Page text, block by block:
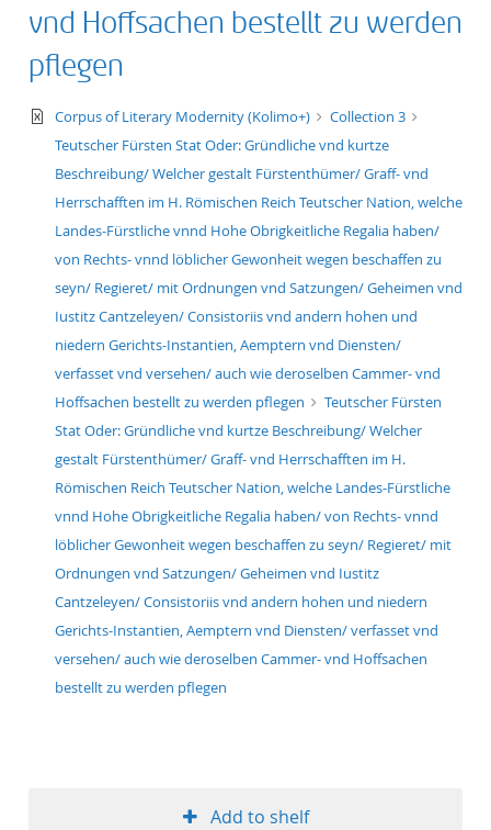
vnd Hoffsachen bestellt zu werden
pflegen
text/xml
Corpus of Literary Modernity (Kolimo+)
Collection 3
Teutscher Fürsten Stat Oder: Gründliche vnd kurtze
Beschreibung/ Welcher gestalt Fürstenthümer/ Graff- vnd
Herrschafften im H. Römischen Reich Teutscher Nation, welche
Landes-Fürstliche vnnd Hohe Obrigkeitliche Regalia haben/
von Rechts- vnnd löblicher Gewonheit wegen beschaffen zu
seyn/ Regieret/ mit Ordnungen vnd Satzungen/ Geheimen vnd
Iustitz Cantzeleyen/ Consistoriis vnd andern hohen und
niedern Gerichts-Instantien, Aemptern vnd Diensten/
verfasset vnd versehen/ auch wie deroselben Cammer- vnd
Hoffsachen bestellt zu werden pflegen
Teutscher Fürsten
Stat Oder: Gründliche vnd kurtze Beschreibung/ Welcher
gestalt Fürstenthümer/ Graff- vnd Herrschafften im H.
Römischen Reich Teutscher Nation, welche Landes-Fürstliche
vnnd Hohe Obrigkeitliche Regalia haben/ von Rechts- vnnd
löblicher Gewonheit wegen beschaffen zu seyn/ Regieret/ mit
Ordnungen vnd Satzungen/ Geheimen vnd Iustitz
Cantzeleyen/ Consistoriis vnd andern hohen und niedern
Gerichts-Instantien, Aemptern vnd Diensten/ verfasset vnd
versehen/ auch wie deroselben Cammer- vnd Hoffsachen
bestellt zu werden pflegen
Add to shelf